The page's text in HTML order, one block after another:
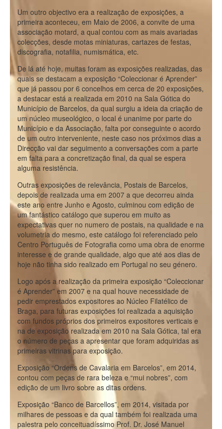
Um outro objectivo era a realização de exposições, a
primeira aconteceu, em Maio de 2006, a convite de uma
associação motard, a qual contou com as mais avariadas
colecções, desde motas miniaturas, cartazes de festas,
discografia, notafilia, numismática, etc.
De lá até hoje, muitas foram as exposições realizadas, das
quais se destacam a exposição “Coleccionar é Aprender”
que já passou por 6 concelhos em cerca de 20 exposições,
a destacar está a realizada em 2010 na Sala Gótica do
Município de Barcelos, da qual surgiu a ideia da criação de
um núcleo museológico, o local é unanime por parte do
Município e da Associação, falta por conseguinte o acordo
de um outro interveniente, neste caso nos próximos dias a
Direcção vai dar seguimento a conversações com a parte
em falta para a concretização final, da qual se espera
alguma resistência.
Outras exposições de relevância, Postais de Barcelos,
depois de realizada uma em 2007 a que decorreu ainda
este ano entre Junho e Agosto, culminou com edição de
um fantástico catálogo que superou em muito as
expectativas quer no numero de postais, na qualidade e na
volumetria do mesmo, este catálogo foi referenciado pelo
Centro Português de Fotografia como uma obra de enorme
interesse e de grande qualidade, algo que até aos dias de
hoje não tinha sido realizado em Portugal no seu género.
Logo após a realização da primeira exposição “Coleccionar
é Aprender” em 2007 e na qual houve necessidade de
pedir emprestados expositores ao Núcleo Filatélico de
Braga, para futuras exposições foi realizada a aquisição
com fundos próprios dos primeiros expositores verticais e
na de exposição realizada em 2010 na Sala Gótica, tal era
o número de peças a apresentar que foram adquiridas as
primeiras vitrinas para exposição.
Exposição “Ordens de Cavalaria em Barcelos”, em 2014,
contou com peças de rara beleza e “mui nobres”, com
edição de um livro sobre as ditas ordens.
Exposição “Banco de Barcellos”, em 2014, visitada por
milhares de pessoas e da qual também foi realizada uma
palestra pelo conceituadíssimo Prof. Dr. José Manuel